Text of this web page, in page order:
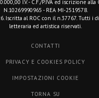
I.V. - C.F./P.IVA ed iscrizione alla
N.10269990965 - REA MI-2519578.
Iscritta al ROC con il n.37767. Tutti i
letteraria ed artistica riservati.
CONTATTI
PRIVACY E COOKIES POLICY
IMPOSTAZIONI COOKIE
TORNA SU